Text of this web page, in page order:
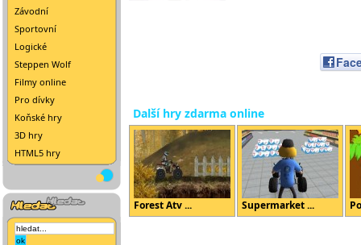
Závodní
Sportovní
Logické
Steppen Wolf
Filmy online
Pro dívky
Koňské hry
3D hry
HTML5 hry
Další hry zdarma online
Forest Atv ... Supermarket ...